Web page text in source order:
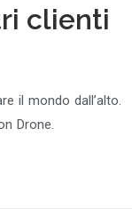
clienti
il mondo dall’alto.
Drone.